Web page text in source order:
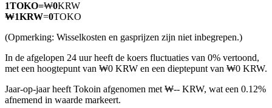
USDC-futures
1TOKO=₩0KRW
₩1KRW=0TOKO
(Opmerking: Wisselkosten en gasprijzen zijn niet inbegrepen.)
In de afgelopen 24 uur heeft de koers fluctuaties van 0% vertoond,
met een hoogtepunt van ₩0 KRW en een dieptepunt van ₩0 KRW.
Jaar-op-jaar heeft Tokoin afgenomen met ₩-- KRW, wat een 0.12%
afnemend in waarde markeert.